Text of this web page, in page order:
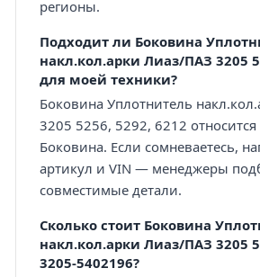
регионы.
Подходит ли Боковина
накл.кол.арки Лиаз/ПАЗ 3205
для моей техники?
Боковина Уплотнитель
3205 5256, 5292, 6212 относится
Боковина. Если сомневаетесь,
артикул и VIN — менеджеры
совместимые детали.
Сколько стоит Боковина
накл.кол.арки Лиаз/ПАЗ 3205
3205-5402196?